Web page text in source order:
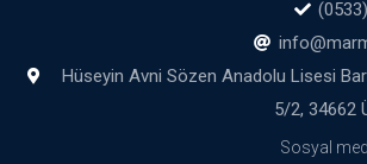
Hüseyin Avni Sözen Anadolu Lisesi
5/2, 34662
Sosyal